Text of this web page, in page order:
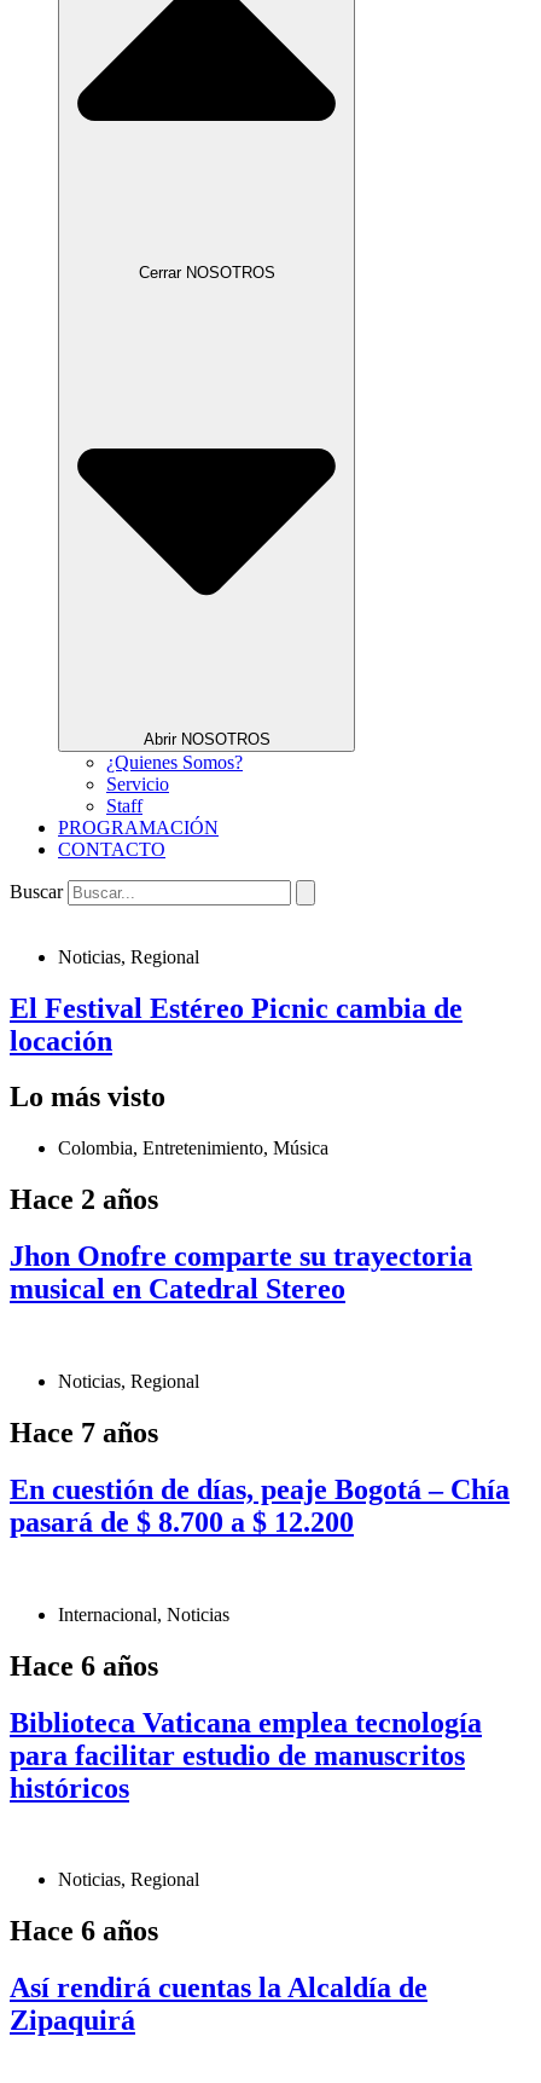
Cerrar NOSOTROS
Abrir NOSOTROS
¿Quienes Somos?
Servicio
Staff
PROGRAMACIÓN
CONTACTO
Buscar
Noticias, Regional
El Festival Estéreo Picnic cambia de
locación
Lo más visto
Colombia, Entretenimiento, Música
Hace 2 años
Jhon Onofre comparte su trayectoria
musical en Catedral Stereo
Noticias, Regional
Hace 7 años
En cuestión de días, peaje Bogotá – Chía
pasará de $ 8.700 a $ 12.200
Internacional, Noticias
Hace 6 años
Biblioteca Vaticana emplea tecnología
para facilitar estudio de manuscritos
históricos
Noticias, Regional
Hace 6 años
Así rendirá cuentas la Alcaldía de
Zipaquirá